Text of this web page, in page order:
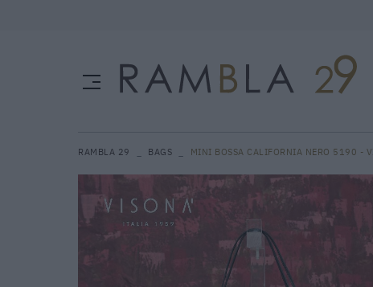
RAMBLA 29 BAGS MINI BOSSA CALIFORNIA NERO 5190 -